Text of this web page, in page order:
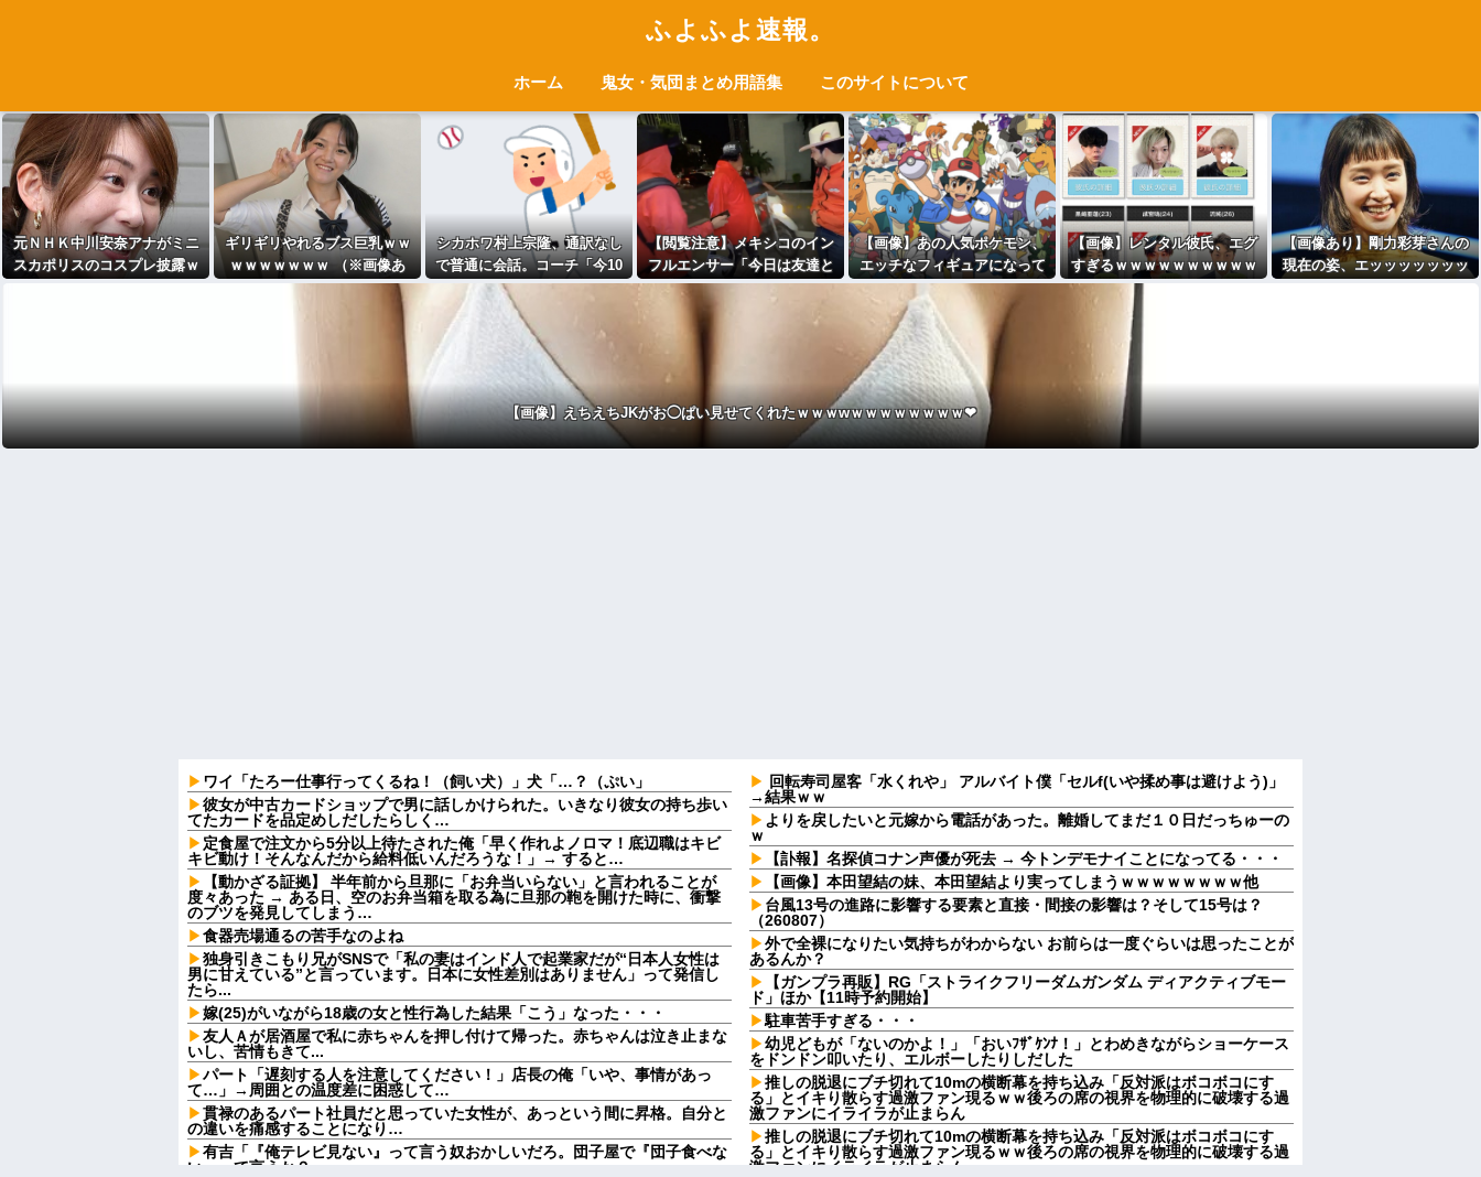
ふよふよ速報。
ホーム 鬼女・気団まとめ用語集 このサイトについて
元ＮＨＫ中川安奈アナがミニ
スカポリスのコスプレ披露ｗ
ギリギリやれるブス巨乳ｗｗ
ｗｗｗｗｗｗｗ （※画像あ
り）
シカホワ村上宗隆、通訳なし
で普通に会話。コーチ「今10
段階で6ぐらい。来た時は0だ
った（笑）」
【閲覧注意】メキシコのイン
フルエンサー「今日は友達と
配達員のアルバイトを体験し
てみるよ！！」←結果・・・
【画像】あの人気ポケモン、
エッチなフィギュアになって
しまう
【画像】レンタル彼氏、エグ
すぎるｗｗｗｗｗｗｗｗｗｗ
【画像あり】剛力彩芽さんの
現在の姿、エッッッッッッッ
【画像】えちえちJKがお◯ぱい見せてくれたｗｗｗwｗｗｗｗｗｗｗｗ❤
ワイ「たろー仕事行ってくるね！（飼い犬）」犬「…？（ぷい」
彼女が中古カードショップで男に話しかけられた。いきなり彼女の持ち歩い
てたカードを品定めしだしたらしく…
定食屋で注文から5分以上待たされた俺「早く作れよノロマ！底辺職はキビ
キビ動け！そんなんだから給料低いんだろうな！」→ すると…
【動かざる証拠】 半年前から旦那に「お弁当いらない」と言われることが
度々あった → ある日、空のお弁当箱を取る為に旦那の鞄を開けた時に、衝撃
のブツを発見してしまう…
食器売場通るの苦手なのよね
独身引きこもり兄がSNSで「私の妻はインド人で起業家だが“日本人女性は
男に甘えている”と言っています。日本に女性差別はありません」って発信し
たら...
嫁(25)がいながら18歳の女と性行為した結果「こう」なった・・・
友人Ａが居酒屋で私に赤ちゃんを押し付けて帰った。赤ちゃんは泣き止まな
いし、苦情もきて...
パート「遅刻する人を注意してください！」店長の俺「いや、事情があっ
て…」→周囲との温度差に困惑して…
貫禄のあるパート社員だと思っていた女性が、あっという間に昇格。自分と
の違いを痛感することになり…
有吉「『俺テレビ見ない』って言う奴おかしいだろ。団子屋で『団子食べな
い』って言うか？」
回転寿司屋客「水くれや」 アルバイト僕「セルf(いや揉め事は避けよう)」
→結果ｗｗ
よりを戻したいと元嫁から電話があった。離婚してまだ１０日だっちゅーの
ｗ
【訃報】名探偵コナン声優が死去 → 今トンデモナイことになってる・・・
【画像】本田望結の妹、本田望結より実ってしまうｗｗｗｗｗｗｗｗ他
台風13号の進路に影響する要素と直接・間接の影響は？そして15号は？
（260807）
外で全裸になりたい気持ちがわからない お前らは一度ぐらいは思ったことが
あるんか？
【ガンプラ再販】RG「ストライクフリーダムガンダム ディアクティブモー
ド」ほか【11時予約開始】
駐車苦手すぎる・・・
幼児どもが「ないのかよ！」「おいﾌｻﾞｹﾝﾅ！」とわめきながらショーケース
をドンドン叩いたり、エルボーしたりしだした
推しの脱退にブチ切れて10mの横断幕を持ち込み「反対派はボコボコにす
る」とイキり散らす過激ファン現るｗｗ後ろの席の視界を物理的に破壊する過
激ファンにイライラが止まらん
推しの脱退にブチ切れて10mの横断幕を持ち込み「反対派はボコボコにす
る」とイキり散らす過激ファン現るｗｗ後ろの席の視界を物理的に破壊する過
激ファンにイライラが止まらん